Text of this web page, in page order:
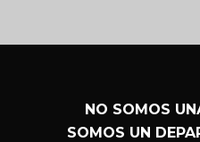
NO SOMOS
SOMOS UN